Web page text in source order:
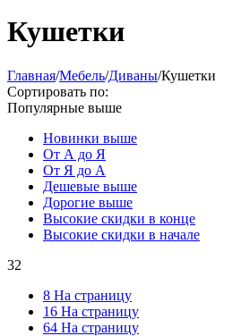
Кушетки
Главная/Мебель/Диваны/Кушетки
Сортировать по:
Популярные выше
Новинки выше
От А до Я
От Я до А
Дешевые выше
Дорогие выше
Высокие скидки в конце
Высокие скидки в начале
32
8 На страницу
16 На страницу
64 На страницу